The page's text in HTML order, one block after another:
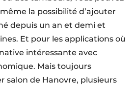
la possibilité d’ajouter
depuis un an et demi et
Et pour les applications où
intéressante avec
Mais toujours
salon de Hanovre, plusieurs